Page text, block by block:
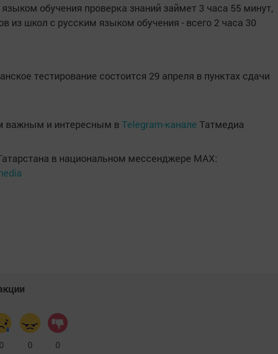
обучения проверка знаний займет 3 часа 55 минут,
из школ с русским языком обучения - всего 2 часа 30
тестирование состоится 29 апреля в пунктах сдачи
важным и интересным в Telegram-канале Татмедиа
в национальном мессенджере MАХ:
0 0 0